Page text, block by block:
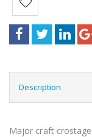
Description
Major craft